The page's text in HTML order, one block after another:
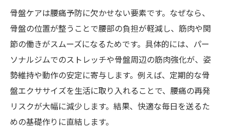
墨田区のパーソナルジムが教えるセルフケ
ア
腰痛改善には「骨盤矯正＋筋トレ」が効果的
パーソナルジムで骨盤矯正と筋トレを両立
腰痛改善に効くお尻トレーニング実践法
骨盤ケアとパーソナルトレーニングの相乗
効果
骨盤ケアは腰痛予防に欠かせない要素です。なぜなら、
骨盤の位置が整うことで腰部の負担が軽減し、筋肉や関
節の働きがスムーズになるためです。具体的には、パー
ソナルジムでのストレッチや骨盤周辺の筋肉強化が、姿
勢維持や動作の安定に寄与します。例えば、定期的な骨
盤エクササイズを生活に取り入れることで、腰痛の再発
リスクが大幅に減少します。結果、快適な毎日を送るた
めの基礎作りに直結します。